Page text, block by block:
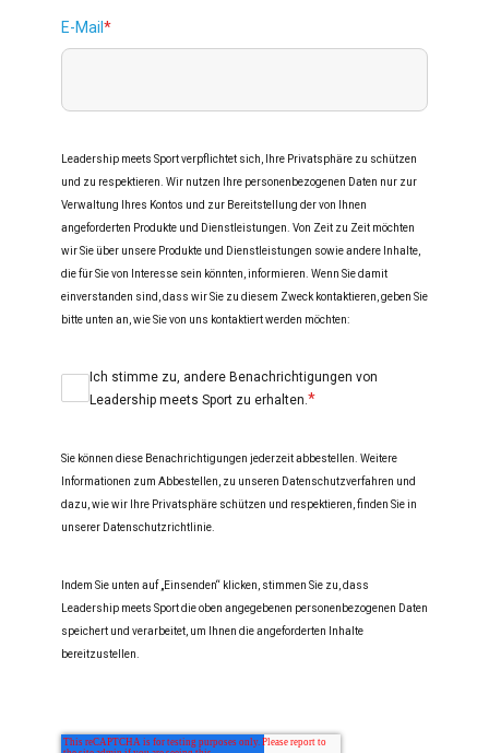
E-Mail *
Leadership meets Sport verpflichtet sich, Ihre Privatsphäre zu schützen
und zu respektieren. Wir nutzen Ihre personenbezogenen Daten nur zur
Verwaltung Ihres Kontos und zur Bereitstellung der von Ihnen
angeforderten Produkte und Dienstleistungen. Von Zeit zu Zeit möchten
wir Sie über unsere Produkte und Dienstleistungen sowie andere Inhalte,
die für Sie von Interesse sein könnten, informieren. Wenn Sie damit
einverstanden sind, dass wir Sie zu diesem Zweck kontaktieren, geben Sie
bitte unten an, wie Sie von uns kontaktiert werden möchten:
Ich stimme zu, andere Benachrichtigungen von
Leadership meets Sport zu erhalten. *
Sie können diese Benachrichtigungen jederzeit abbestellen. Weitere
Informationen zum Abbestellen, zu unseren Datenschutzverfahren und
dazu, wie wir Ihre Privatsphäre schützen und respektieren, finden Sie in
unserer Datenschutzrichtlinie.
Indem Sie unten auf „Einsenden“ klicken, stimmen Sie zu, dass
Leadership meets Sport die oben angegebenen personenbezogenen Daten
speichert und verarbeitet, um Ihnen die angeforderten Inhalte
bereitzustellen.